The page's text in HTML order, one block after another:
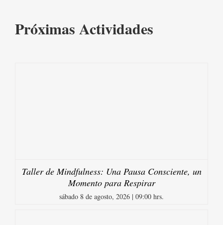
Próximas Actividades
Taller de Mindfulness: Una Pausa Consciente, un
Momento para Respirar
sábado 8 de agosto, 2026 | 09:00 hrs.